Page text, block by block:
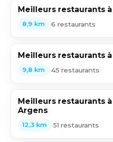
Meilleurs restaurants
8,9 km •6 restaurants
Meilleurs restaurants
9,8 km •45 restaurants
Meilleurs restaurants
Argens
12,3 km •51 restaurants